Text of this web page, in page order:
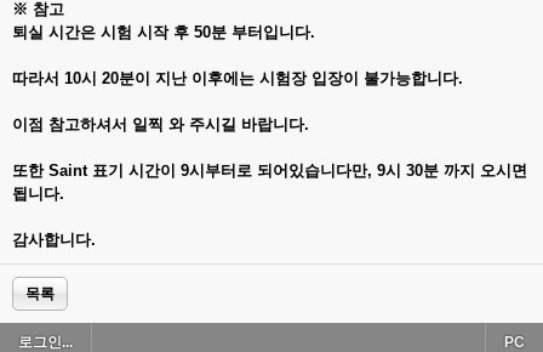
※ 참고
퇴실 시간은 시험 시작 후 50분 부터입니다.
따라서 10시 20분이 지난 이후에는 시험장 입장이 불가능합니다.
이점 참고하셔서 일찍 와 주시길 바랍니다.
또한 Saint 표기 시간이 9시부터로 되어있습니다만, 9시 30분 까지 오시면
됩니다.
감사합니다.
목록
로그인... PC